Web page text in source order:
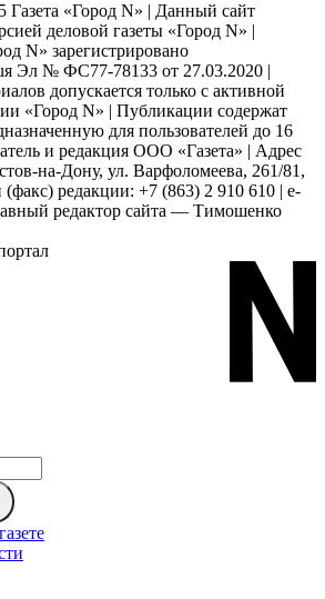
Газета «Город N» | Данный сайт
деловой газеты «Город N» |
N» зарегистрировано
Эл № ФС77-78133 от 27.03.2020 |
допускается только с активной
«Город N» | Публикации содержат
для пользователей до 16
и редакция ООО «Газета» | Адрес
на-Дону, ул. Варфоломеева, 261/81,
редакции: +7 (863) 2 910 610 | e-
редактор сайта — Тимошенко